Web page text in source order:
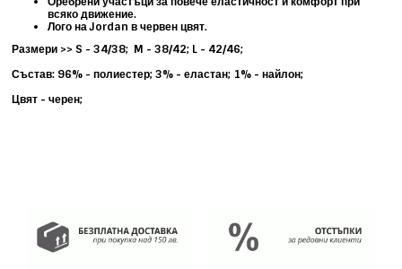
всяко движение.
Лого на Jordan в червен цвят.
Размери >> S - 34/38; M - 38/42; L - 42/46;
Състав: 96% - полиестер; 3% - еластан; 1% - найлон;
Цвят - черен;